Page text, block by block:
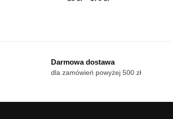
wariantów.
Opcje
wybrać
Darmowa dostawa
dla zamówień powyżej 500 zł